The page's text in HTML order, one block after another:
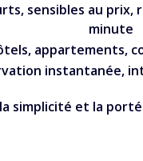
sensibles au
minute
appartements,
instantanée,
simplicité et la